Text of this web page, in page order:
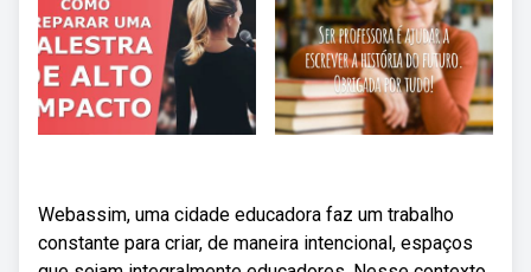
Webassim, uma cidade educadora faz um trabalho
constante para criar, de maneira intencional, espaços